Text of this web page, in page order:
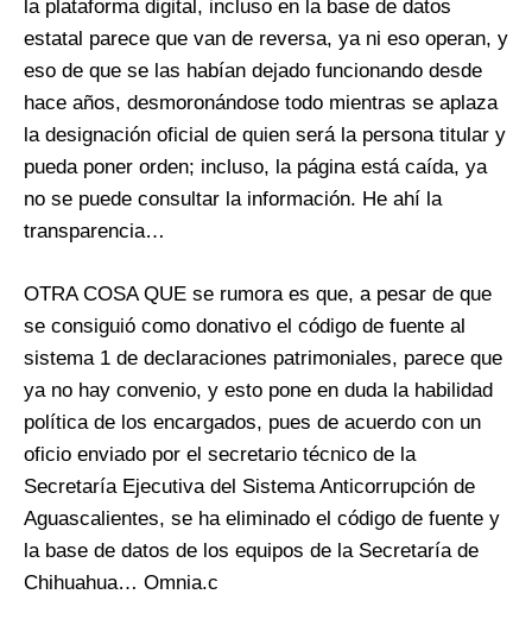
la plataforma digital, incluso en la base de datos
estatal parece que van de reversa, ya ni eso operan, y
eso de que se las habían dejado funcionando desde
hace años, desmoronándose todo mientras se aplaza
la designación oficial de quien será la persona titular y
pueda poner orden; incluso, la página está caída, ya
no se puede consultar la información. He ahí la
transparencia…
OTRA COSA QUE se rumora es que, a pesar de que
se consiguió como donativo el código de fuente al
sistema 1 de declaraciones patrimoniales, parece que
ya no hay convenio, y esto pone en duda la habilidad
política de los encargados, pues de acuerdo con un
oficio enviado por el secretario técnico de la
Secretaría Ejecutiva del Sistema Anticorrupción de
Aguascalientes, se ha eliminado el código de fuente y
la base de datos de los equipos de la Secretaría de
Chihuahua… Omnia.c